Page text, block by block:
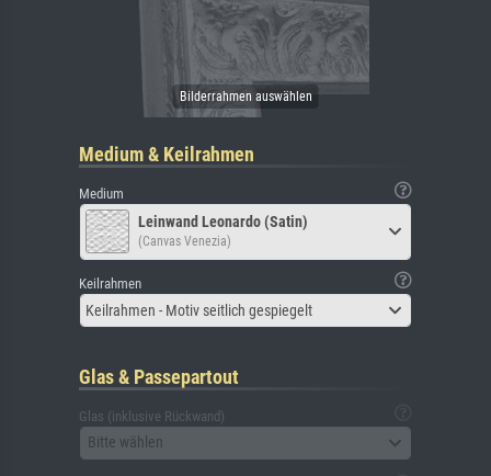
Medium & Keilrahmen
Medium
Leinwand Leonardo (Satin)
(Canvas Venezia)
Keilrahmen
Keilrahmen - Motiv seitlich gespiegelt
Glas & Passepartout
Glas (inklusive Rückwand)
Bitte wählen